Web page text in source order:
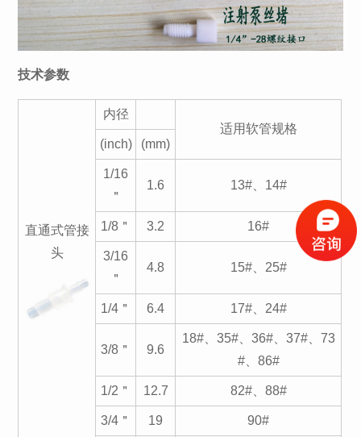
技术参数
直通式管接
头
内径
适用软管规格
(inch)
(mm)
1/16
＂
1.6 13#、14#
1/8＂ 3.2 16#
3/16
＂
4.8 15#、25#
1/4＂ 6.4 17#、24#
3/8＂ 9.6
18#、35#、36#、37#、73
#、86#
1/2＂ 12.7 82#、88#
3/4＂ 19 90#